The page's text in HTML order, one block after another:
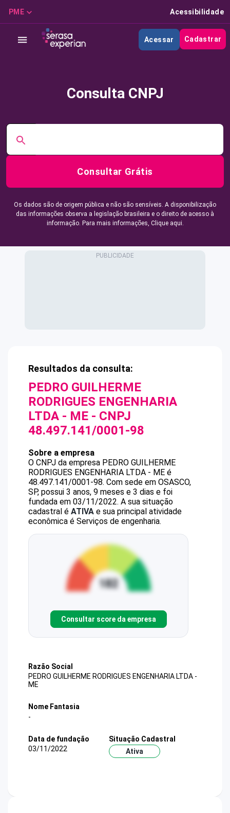
PME Acessibilidade
Acessar Cadastrar
Consulta CNPJ
Consultar Grátis
Os dados são de origem pública e não são sensíveis. A disponibilização
das informações observa a legislação brasileira e o direito de acesso à
informação. Para mais informações, Clique aqui.
Resultados da consulta:
PEDRO GUILHERME
RODRIGUES ENGENHARIA
LTDA - ME - CNPJ
48.497.141/0001-98
Sobre a empresa
O CNPJ da empresa PEDRO GUILHERME
RODRIGUES ENGENHARIA LTDA - ME é
48.497.141/0001-98. Com sede em OSASCO,
SP, possui 3 anos, 9 meses e 3 dias e foi
fundada em 03/11/2022. A sua situação
cadastral é ATIVA e sua principal atividade
econômica é Serviços de engenharia.
Consultar score da empresa
Razão Social
PEDRO GUILHERME RODRIGUES ENGENHARIA LTDA -
ME
Nome Fantasia
-
Data de fundação
03/11/2022
Situação Cadastral
Ativa